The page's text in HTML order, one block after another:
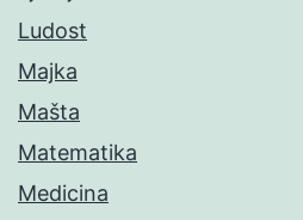
Ludost
Majka
Mašta
Matematika
Medicina